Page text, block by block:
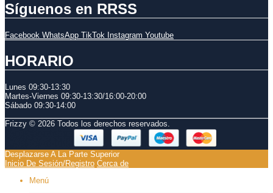
Síguenos en RRSS
Facebook WhatsApp TikTok Instagram Youtube
HORARIO
Lunes 09:30-13:30
Martes-Viernes 09:30-13:30/16:00-20:00
Sábado 09:30-14:00
Frizzy © 2026 Todos los derechos reservados.
Desplazarse A La Parte Superior
Inicio De Sesión/Registro Cerca de
Menú